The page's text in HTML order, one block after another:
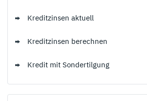
Kreditzinsen aktuell
Kreditzinsen berechnen
Kredit mit Sondertilgung